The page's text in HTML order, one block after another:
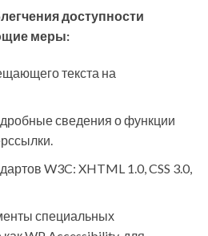
доступности
меры:
текста на
сведения о функции
W3C: XHTML 1.0, CSS 3.0,
специальных